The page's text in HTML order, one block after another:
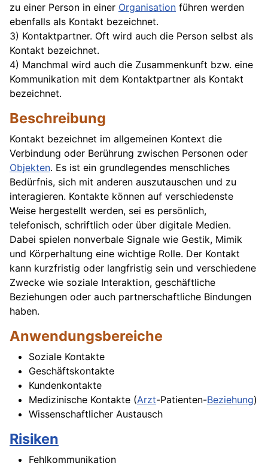
zu einer Person in einer Organisation führen werden
ebenfalls als Kontakt bezeichnet.
3) Kontaktpartner. Oft wird auch die Person selbst als
Kontakt bezeichnet.
4) Manchmal wird auch die Zusammenkunft bzw. eine
Kommunikation mit dem Kontaktpartner als Kontakt
bezeichnet.
Beschreibung
Kontakt bezeichnet im allgemeinen Kontext die
Verbindung oder Berührung zwischen Personen oder
Objekten. Es ist ein grundlegendes menschliches
Bedürfnis, sich mit anderen auszutauschen und zu
interagieren. Kontakte können auf verschiedenste
Weise hergestellt werden, sei es persönlich,
telefonisch, schriftlich oder über digitale Medien.
Dabei spielen nonverbale Signale wie Gestik, Mimik
und Körperhaltung eine wichtige Rolle. Der Kontakt
kann kurzfristig oder langfristig sein und verschiedene
Zwecke wie soziale Interaktion, geschäftliche
Beziehungen oder auch partnerschaftliche Bindungen
haben.
Anwendungsbereiche
Soziale Kontakte
Geschäftskontakte
Kundenkontakte
Medizinische Kontakte (Arzt-Patienten-Beziehung)
Wissenschaftlicher Austausch
Risiken
Fehlkommunikation